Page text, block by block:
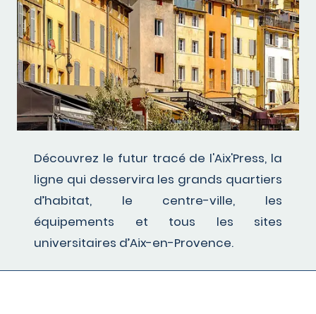
Découvrez le futur tracé de l'Aix'Press, la
ligne qui desservira les grands quartiers
d’habitat, le centre-ville, les
équipements et tous les sites
universitaires d’Aix-en-Provence.